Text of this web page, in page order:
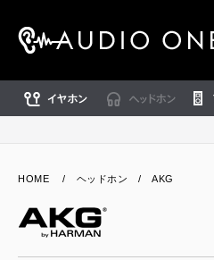
HOME / ヘッドホン / AKG